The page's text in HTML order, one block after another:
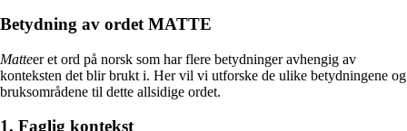
Betydning av ordet MATTE
Matteer et ord på norsk som har flere betydninger avhengig av
konteksten det blir brukt i. Her vil vi utforske de ulike betydningene og
bruksområdene til dette allsidige ordet.
1. Faglig kontekst